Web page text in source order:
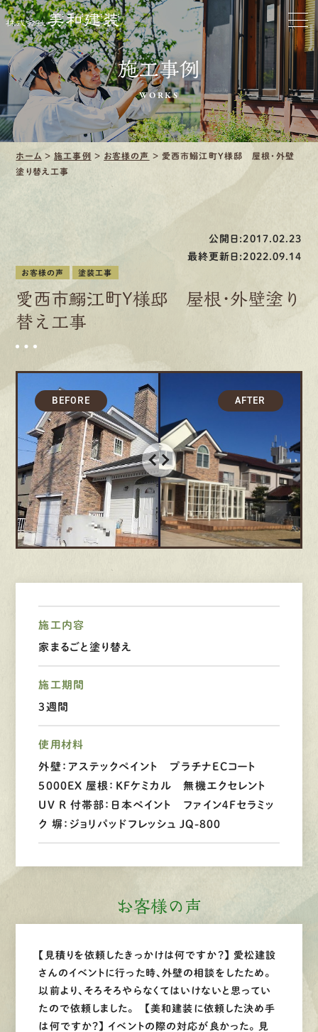
お家をきれいに
会社をきれいに
クリーニング
施工事例
会社案内
募集要項
エントリー
有資格者が、無料建物診断いたします!!
0120-44-2605
営業時間 8:00−18:00 ｜
定休日 日曜・祝日
LINEで
施工事例
WORKS
ホーム >施工事例 > お客様の声 > 愛西市鰯江町Y様邸 屋根・外壁
塗り替え工事
公開日:2017.02.23
最終更新日:2022.09.14
お客様の声 塗装工事
愛西市鰯江町Y様邸 屋根・外壁塗り
替え工事
施工内容
家まるごと塗り替え
施工期間
3週間
使用材料
外壁：アステックペイント プラチナECコート
5000EX 屋根：KFケミカル 無機エクセレント
UV R 付帯部：日本ペイント ファイン４Fセラミッ
ク 塀：ジョリパッドフレッシュ JQ-800
お客様の声
【見積りを依頼したきっかけは何ですか？】 愛松建設
さんのイベントに行った時、外壁の相談をしたため。
以前より、そろそろやらなくてはいけないと思ってい
たので依頼しました。 【美和建装に依頼した決め手
は何ですか？】 イベントの際の対応が良かった。 見